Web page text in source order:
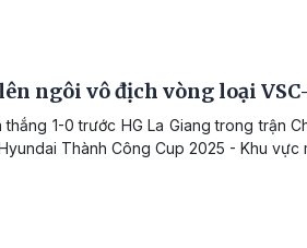
ngôi vô địch vòng loại
thắng 1-0 trước HG La Giang trong trận
Thành Công Cup 2025 - Khu vực